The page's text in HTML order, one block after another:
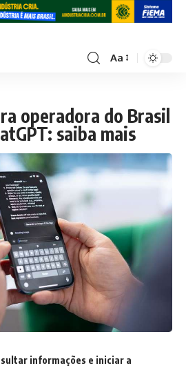
Aa
operadora do Brasil
saiba mais
informações e iniciar a